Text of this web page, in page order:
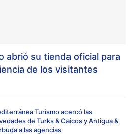
abrió su tienda oficial para
de los visitantes
Turismo acercó las
de Turks & Caicos y Antigua &
a las agencias